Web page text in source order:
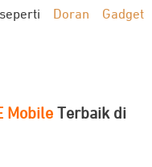
Doran Gadget
Mobile Terbaik di